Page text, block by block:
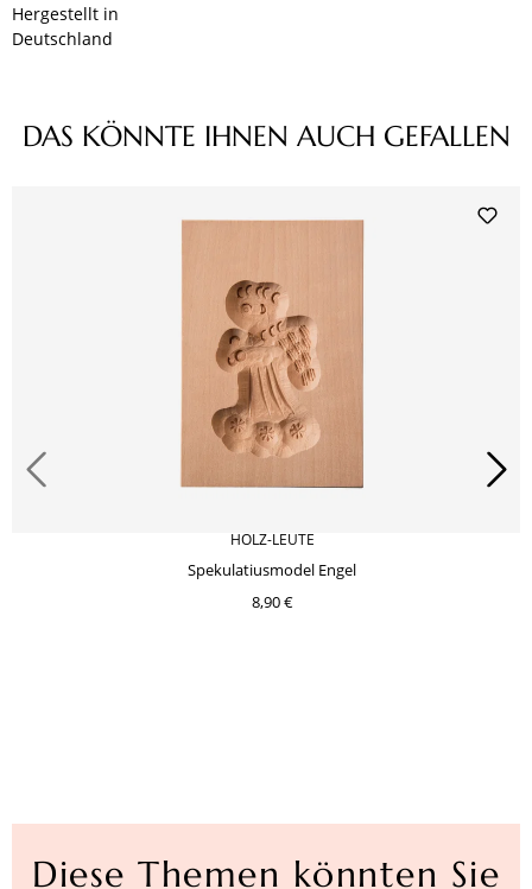
Hergestellt in
Deutschland
Produktgalerie überspringen
DAS KÖNNTE IHNEN AUCH GEFALLEN
HOLZ-LEUTE
Spekulatiusmodel Engel
8,90 €
Diese Themen könnten Sie